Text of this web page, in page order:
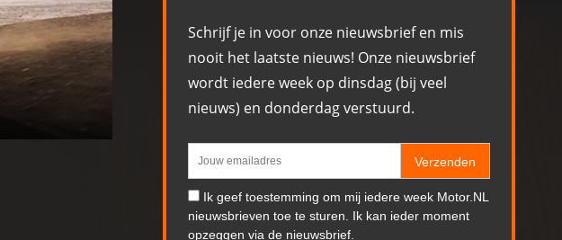
Schrijf je in voor onze nieuwsbrief en mis
nooit het laatste nieuws! Onze nieuwsbrief
wordt iedere week op dinsdag (bij veel
nieuws) en donderdag verstuurd.
Verzenden
Ik geef toestemming om mij iedere week Motor.NL
nieuwsbrieven toe te sturen. Ik kan ieder moment
opzeggen via de nieuwsbrief.